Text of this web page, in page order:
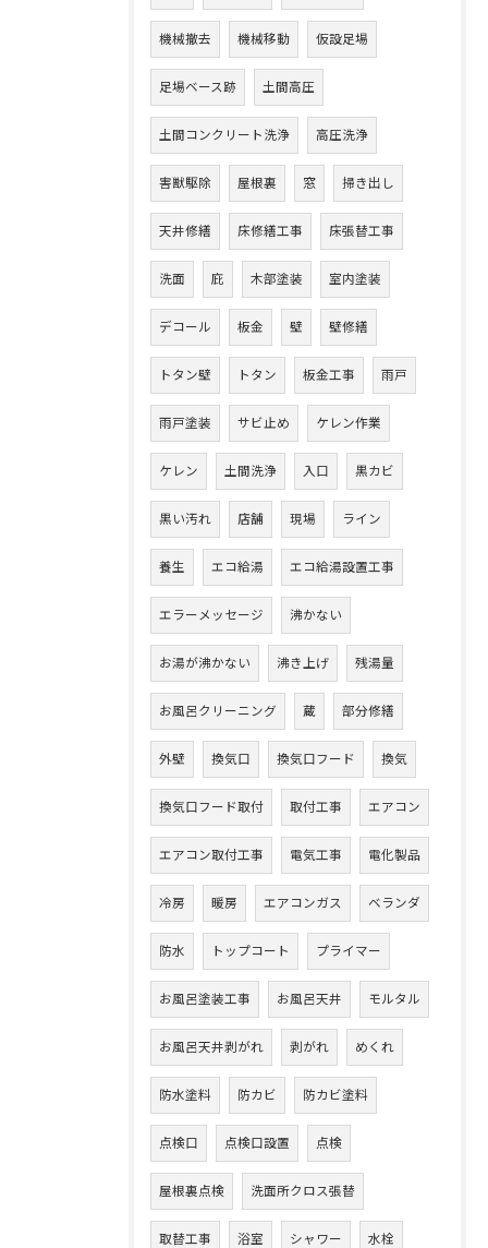
機械撤去 機械移動 仮設足場
足場ベース跡 土間高圧
土間コンクリート洗浄 高圧洗浄
害獣駆除 屋根裏 窓 掃き出し
天井修繕 床修繕工事 床張替工事
洗面 庇 木部塗装 室内塗装
デコール 板金 壁 壁修繕
トタン壁 トタン 板金工事 雨戸
雨戸塗装 サビ止め ケレン作業
ケレン 土間洗浄 入口 黒カビ
黒い汚れ 店舗 現場 ライン
養生 エコ給湯 エコ給湯設置工事
エラーメッセージ 沸かない
お湯が沸かない 沸き上げ 残湯量
お風呂クリーニング 蔵 部分修繕
外壁 換気口 換気口フード 換気
換気口フード取付 取付工事 エアコン
エアコン取付工事 電気工事 電化製品
冷房 暖房 エアコンガス ベランダ
防水 トップコート プライマー
お風呂塗装工事 お風呂天井 モルタル
お風呂天井剥がれ 剥がれ めくれ
防水塗料 防カビ 防カビ塗料
点検口 点検口設置 点検
屋根裏点検 洗面所クロス張替
取替工事 浴室 シャワー 水栓